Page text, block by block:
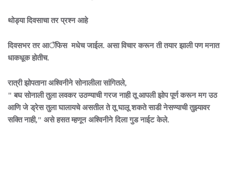
थोड्या दिवसाचा तर प्रश्न आहे
दिवसभर तर आॅफिस मधेच जाईल. असा विचार करून ती तयार झाली पण मनात
धाकधूक होतीच.
रात्री झोपताना अश्विनीने सोनालीला सांगितले,
" बघ सोनाली तुला लवकर उठण्याची गरज नाही तू आपली झोप पूर्ण करून मग उठ
आणि जे ड्रेस तुला घालायचे असतील ते तू घालू शकते साडी नेसण्याची तुझ्यावर
सक्ति नाही," असे हसत म्हणून अश्विनीने दिला गुड नाईट केले.